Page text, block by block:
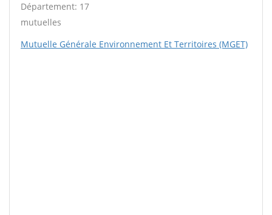
Département: 17
mutuelles
Mutuelle Générale Environnement Et Territoires (MGET)